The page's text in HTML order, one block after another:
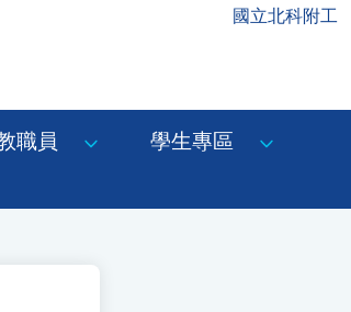
國立北科附工
職員
學生專區